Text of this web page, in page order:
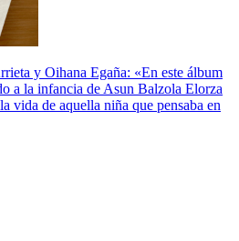
y Oihana Egaña: «En este álbum
a la infancia de Asun Balzola Elorza
vida de aquella niña que pensaba en